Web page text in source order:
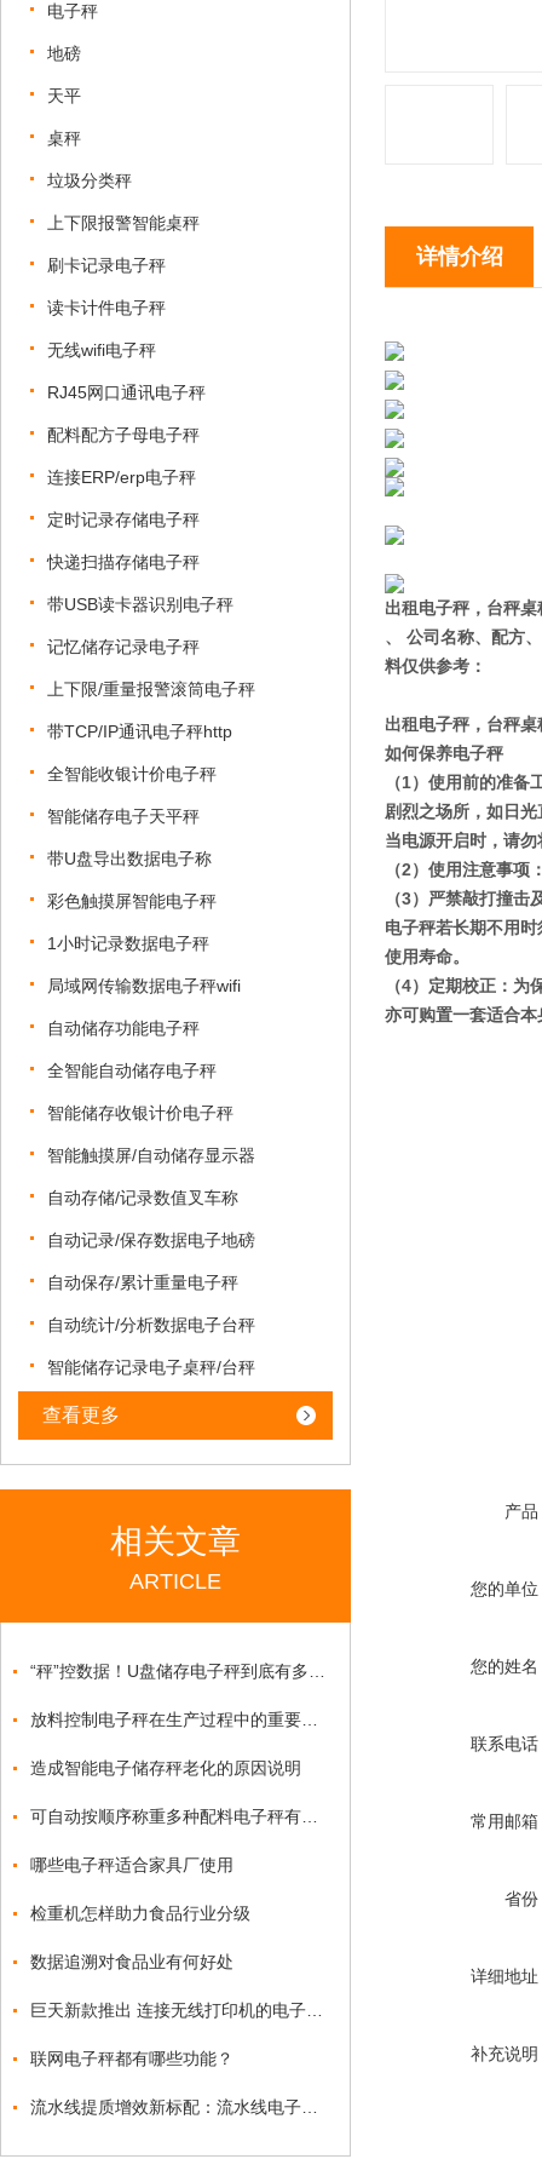
电子秤
地磅
天平
桌秤
垃圾分类秤
上下限报警智能桌秤
刷卡记录电子秤
读卡计件电子秤
无线wifi电子秤
RJ45网口通讯电子秤
配料配方子母电子秤
连接ERP/erp电子秤
定时记录存储电子秤
快递扫描存储电子秤
带USB读卡器识别电子秤
记忆储存记录电子秤
上下限/重量报警滚筒电子秤
带TCP/IP通讯电子秤http
全智能收银计价电子秤
智能储存电子天平秤
带U盘导出数据电子称
彩色触摸屏智能电子秤
1小时记录数据电子秤
局域网传输数据电子秤wifi
自动储存功能电子秤
全智能自动储存电子秤
智能储存收银计价电子秤
智能触摸屏/自动储存显示器
自动存储/记录数值叉车称
自动记录/保存数据电子地磅
自动保存/累计重量电子秤
自动统计/分析数据电子台秤
智能储存记录电子桌秤/台秤
查看更多
相关文章
ARTICLE
造成智能电子储存秤老化的原因说明
哪些电子秤适合家具厂使用
检重机怎样助力食品行业分级
数据追溯对食品业有何好处
联网电子秤都有哪些功能？
详情介绍
出租电子秤，台秤
、 公司名称、配方
料仅供参考：
出租电子秤，台秤
如何保养电子秤
（1）使用前的准
剧烈之场所，如日
当电源开启时，请
（2）使用注意事
（3）严禁敲打撞
电子秤若长期不用
使用寿命。
（4）定期校正：
亦可购置一套适合
产品
您的单位
您的姓名
联系电话
常用邮箱
省份
详细地址
补充说明